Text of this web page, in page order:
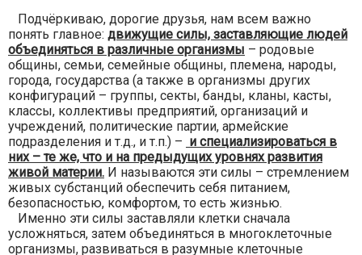
Подчёркиваю, дорогие друзья, нам всем важно
понять главное: движущие силы, заставляющие людей
объединяться в различные организмы – родовые
общины, семьи, семейные общины, племена, народы,
города, государства (а также в организмы других
конфигураций – группы, секты, банды, кланы, касты,
классы, коллективы предприятий, организаций и
учреждений, политические партии, армейские
подразделения и т.д., и т.п.) – и специализироваться в
них – те же, что и на предыдущих уровнях развития
живой материи. И называются эти силы – стремлением
живых субстанций обеспечить себя питанием,
безопасностью, комфортом, то есть жизнью.
Именно эти силы заставляли клетки сначала
усложняться, затем объединяться в многоклеточные
организмы, развиваться в разумные клеточные